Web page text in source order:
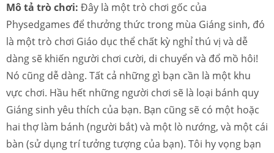
Mô tả trò chơi: Đây là một trò chơi gốc của
Physedgames để thưởng thức trong mùa Giáng sinh, đó
là một trò chơi Giáo dục thể chất kỳ nghỉ thú vị và dễ
dàng sẽ khiến người chơi cười, di chuyển và đổ mồ hôi!
Nó cũng dễ dàng. Tất cả những gì bạn cần là một khu
vực chơi. Hầu hết những người chơi sẽ là loại bánh quy
Giáng sinh yêu thích của bạn. Bạn cũng sẽ có một hoặc
hai thợ làm bánh (người bắt) và một lò nướng, và một cái
bàn (sử dụng trí tưởng tượng của bạn). Tôi hy vọng bạn